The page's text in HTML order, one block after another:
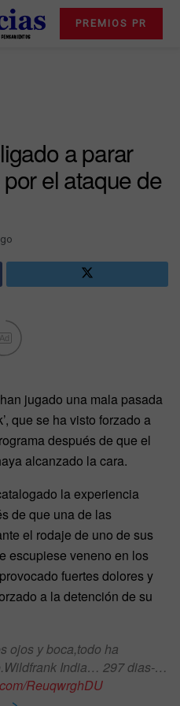
PREMIOS PR
a parar
el ataque de
Ad
jugado una mala pasada
que se ha visto forzado a
después de que el
alcanzado la cara.
la experiencia
de que una de las
el rodaje de uno de sus
escupiese veneno en los
fuertes dolores y
a la detención de su
ojos y boca,todo ha
India… 297 dias-…
ReuqwrghDU